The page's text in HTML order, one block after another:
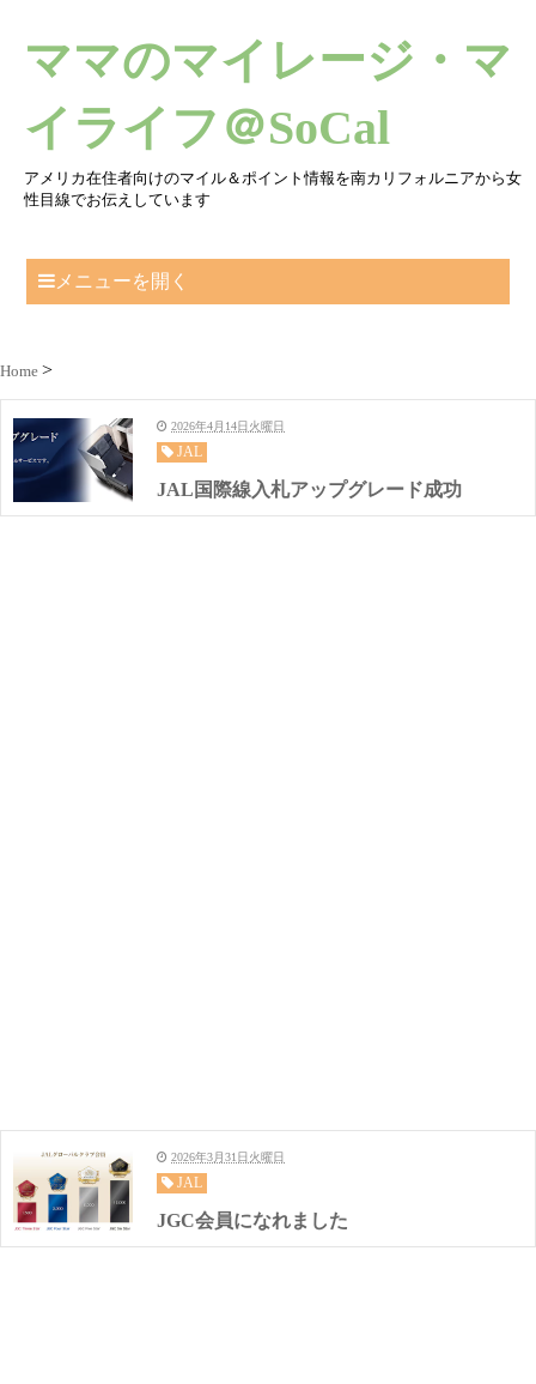
ママのマイレージ・マ
イライフ＠SoCal
アメリカ在住者向けのマイル＆ポイント情報を南カリフォルニアから女
性目線でお伝えしています
メニューを開く
Home
2026年4月14日火曜日
JAL
JAL国際線入札アップグレード成功
2026年3月31日火曜日
JAL
JGC会員になれました